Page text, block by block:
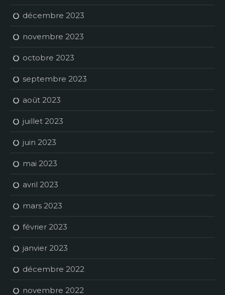
décembre 2023
novembre 2023
octobre 2023
septembre 2023
août 2023
juillet 2023
juin 2023
mai 2023
avril 2023
mars 2023
février 2023
janvier 2023
décembre 2022
novembre 2022